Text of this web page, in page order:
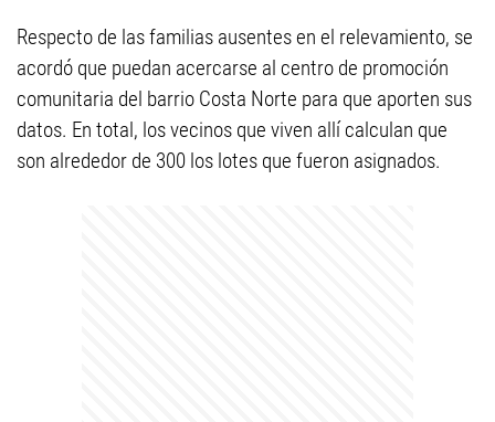
Respecto de las familias ausentes en el relevamiento, se
acordó que puedan acercarse al centro de promoción
comunitaria del barrio Costa Norte para que aporten sus
datos. En total, los vecinos que viven allí calculan que
son alrededor de 300 los lotes que fueron asignados.